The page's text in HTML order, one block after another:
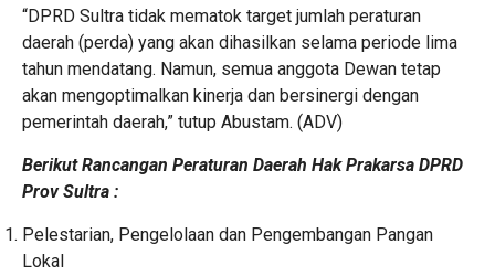
“DPRD Sultra tidak mematok target jumlah peraturan
daerah (perda) yang akan dihasilkan selama periode lima
tahun mendatang. Namun, semua anggota Dewan tetap
akan mengoptimalkan kinerja dan bersinergi dengan
pemerintah daerah,” tutup Abustam. (ADV)
Berikut Rancangan Peraturan Daerah Hak Prakarsa DPRD
Prov Sultra :
Pelestarian, Pengelolaan dan Pengembangan Pangan
Lokal